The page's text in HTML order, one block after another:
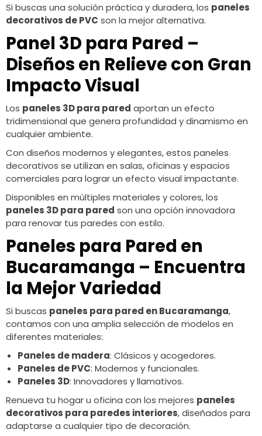
Si buscas una solución práctica y duradera, los paneles
decorativos de PVC son la mejor alternativa.
Panel 3D para Pared –
Diseños en Relieve con Gran
Impacto Visual
Los paneles 3D para pared aportan un efecto
tridimensional que genera profundidad y dinamismo en
cualquier ambiente.
Con diseños modernos y elegantes, estos paneles
decorativos se utilizan en salas, oficinas y espacios
comerciales para lograr un efecto visual impactante.
Disponibles en múltiples materiales y colores, los
paneles 3D para pared son una opción innovadora
para renovar tus paredes con estilo.
Paneles para Pared en
Bucaramanga – Encuentra
la Mejor Variedad
Si buscas paneles para pared en Bucaramanga,
contamos con una amplia selección de modelos en
diferentes materiales:
Paneles de madera: Clásicos y acogedores.
Paneles de PVC: Modernos y funcionales.
Paneles 3D: Innovadores y llamativos.
Renueva tu hogar u oficina con los mejores paneles
decorativos para paredes interiores, diseñados para
adaptarse a cualquier tipo de decoración.